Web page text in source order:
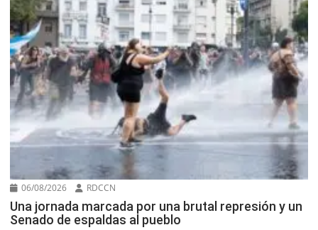
06/08/2026 RDCCN
Una jornada marcada por una brutal represión y un
Senado de espaldas al pueblo